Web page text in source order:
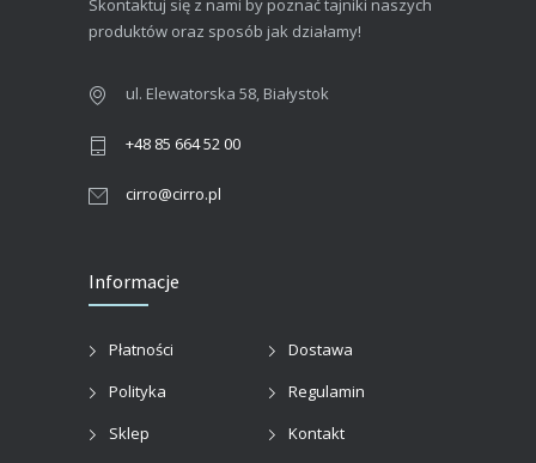
Skontaktuj się z nami by poznać tajniki naszych
produktów oraz sposób jak działamy!
ul. Elewatorska 58, Białystok
+48 85 664 52 00
cirro@cirro.pl
Informacje
Płatności
Dostawa
Polityka
Regulamin
Sklep
Kontakt